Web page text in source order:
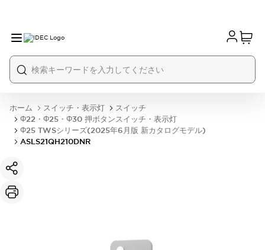
ホーム スイッチ・表示灯
スイッチ
Φ22・Φ25・Φ30 押ボタンスイッチ・表示灯
Φ25 TWSシリーズ(2025年6月版 新カタログモデル)
ASLS21QH210DNR